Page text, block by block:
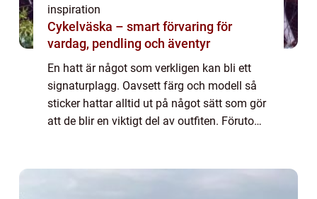
inspiration
Cykelväska – smart förvaring för
vardag, pendling och äventyr
En hatt är något som verkligen kan bli ett
signaturplagg. Oavsett färg och modell så
sticker hattar alltid ut på något sätt som gör
att de blir en viktigt del av outfiten. Förutom